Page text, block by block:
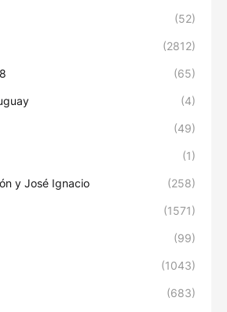
(52)
(2812)
(65)
(4)
(49)
(1)
y José Ignacio (258)
(1571)
(99)
(1043)
(683)